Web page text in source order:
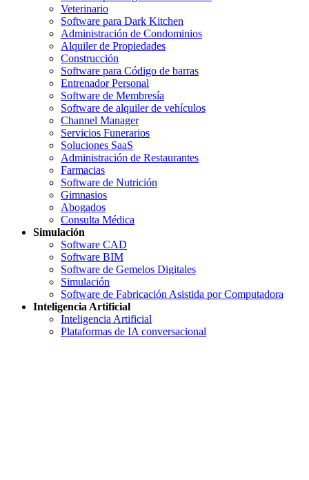
Veterinario
Software para Dark Kitchen
Administración de Condominios
Alquiler de Propiedades
Construcción
Software para Código de barras
Entrenador Personal
Software de Membresía
Software de alquiler de vehículos
Channel Manager
Servicios Funerarios
Soluciones SaaS
Administración de Restaurantes
Farmacias
Software de Nutrición
Gimnasios
Abogados
Consulta Médica
Simulación
Software CAD
Software BIM
Software de Gemelos Digitales
Simulación
Software de Fabricación Asistida por Computadora
Inteligencia Artificial
Inteligencia Artificial
Plataformas de IA conversacional